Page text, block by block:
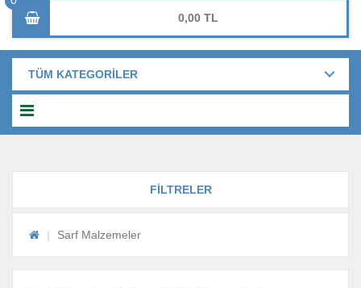
0,00
TÜM KATEGORİLER
FİLTRELER
Sarf Malzemeler